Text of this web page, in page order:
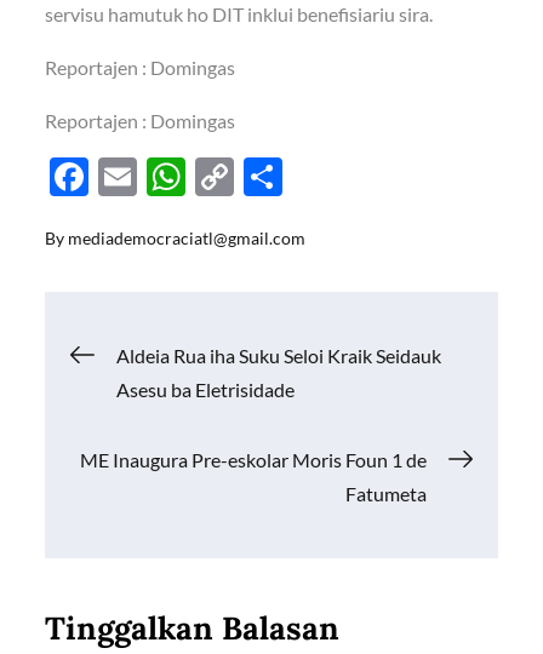
servisu hamutuk ho DIT inklui benefisiariu sira.
Reportajen : Domingas
Reportajen : Domingas
F
e
o
E
ail
W
at
p
p
C
p
n
k
ar
By mediademocraciatl@gmail.com
Navigasi
Aldeia Rua iha Suku Seloi Kraik Seidauk
Asesu ba Eletrisidade
ME Inaugura Pre-eskolar Moris Foun 1 de
Fatumeta
Tinggalkan Balasan